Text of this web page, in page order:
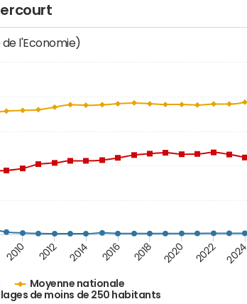
de l'Economie)
Moyenne nationale
de moins de 250 habitants
2010 2012 2014 2016 2018 2020 2022 2024